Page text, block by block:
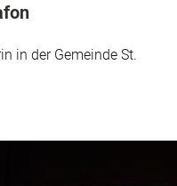
in der Gemeinde St.